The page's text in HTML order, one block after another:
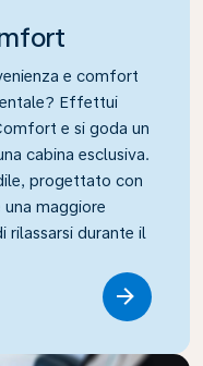
e comfort
Effettui
e si goda un
cabina esclusiva.
progettato con
maggiore
rilassarsi durante il